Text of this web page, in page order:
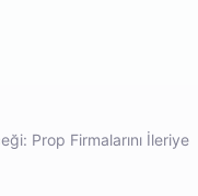
Prop Firmalarını İleriye